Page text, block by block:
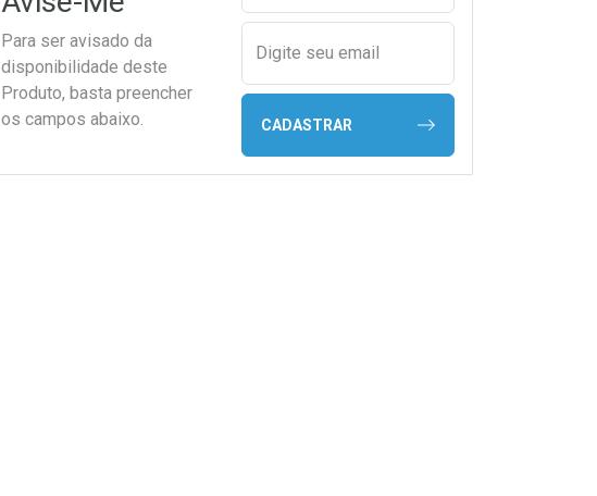
Para ser avisado da
disponibilidade deste
Produto, basta preencher
os campos abaixo.
Digite seu email
CADASTRAR